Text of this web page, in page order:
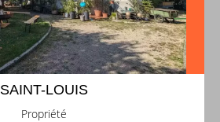
SAINT-LOUIS
Propriété